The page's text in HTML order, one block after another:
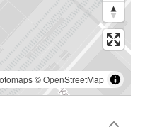
©OpenStreetMap